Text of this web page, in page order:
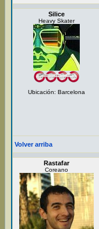
Silice
Heavy Skater
Ubicación: Barcelona
Volver arriba
Rastafar
Coreano